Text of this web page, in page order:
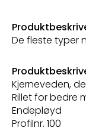
De fleste typer
Kjerneveden,
Rillet for bedre
Endepløyd
Profilnr. 100